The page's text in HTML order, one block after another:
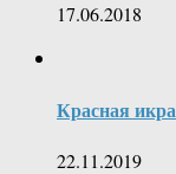
17.06.2018
Красная
22.11.2019